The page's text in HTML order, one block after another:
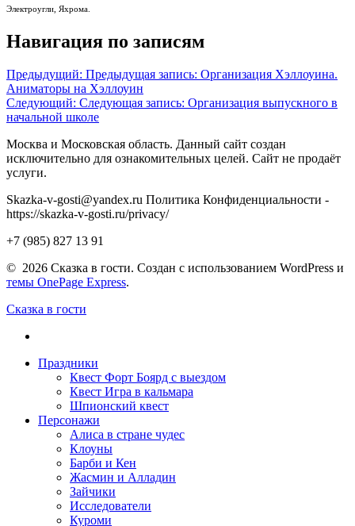
Электроугли, Яхрома.
Навигация по записям
Предыдущий: Предыдущая запись: Организация Хэллоуина.
Аниматоры на Хэллоуин
Следующий: Следующая запись: Организация выпускного в
начальной школе
Москва и Московская область. Данный сайт создан
исключительно для ознакомительных целей. Сайт не продаёт
услуги.
Skazka-v-gosti@yandex.ru Политика Конфиденциальности -
https://skazka-v-gosti.ru/privacy/
+7 (985) 827 13 91
© 2026 Сказка в гости. Создан с использованием WordPress и
темы OnePage Express.
Сказка в гости
Праздники
Квест Форт Боярд с выездом
Квест Игра в кальмара
Шпионский квест
Персонажи
Алиса в стране чудес
Клоуны
Барби и Кен
Жасмин и Алладин
Зайчики
Исследователи
Куроми